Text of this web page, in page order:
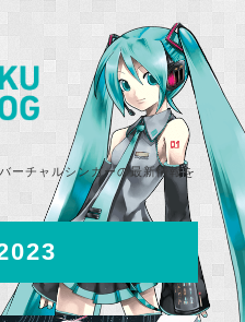
ーチャルシンガーの最新情報を